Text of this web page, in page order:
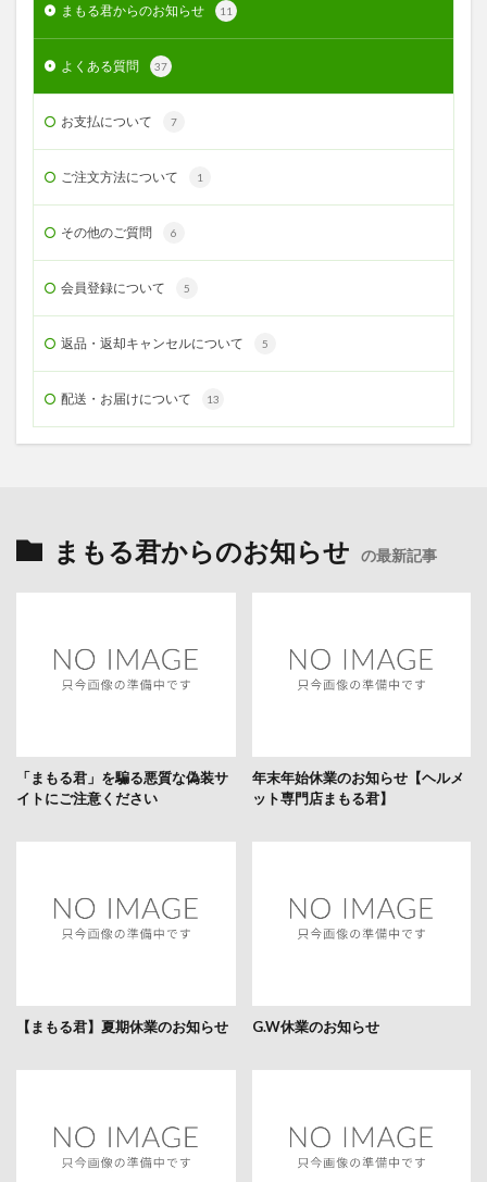
まもる君からのお知らせ 11
よくある質問 37
お支払について 7
ご注文方法について 1
その他のご質問 6
会員登録について 5
返品・返却キャンセルについて 5
配送・お届けについて 13
まもる君からのお知らせ の最新記事
「まもる君」を騙る悪質な偽装サ
イトにご注意ください
年末年始休業のお知らせ【ヘルメ
ット専門店まもる君】
【まもる君】夏期休業のお知らせ G.W休業のお知らせ